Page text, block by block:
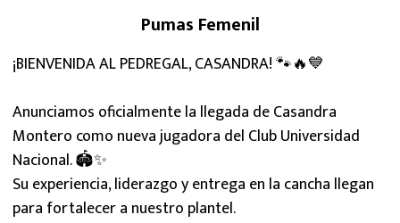
Pumas Femenil
¡BIENVENIDA AL PEDREGAL, CASANDRA! 🐾🔥💙
Anunciamos oficialmente la llegada de Casandra
Montero como nueva jugadora del Club Universidad
Nacional. 🏟️✨
Su experiencia, liderazgo y entrega en la cancha llegan
para fortalecer a nuestro plantel.